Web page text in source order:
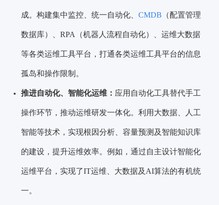
成。构建集中监控、统一自动化、CMDB （配置管理
数据库）、RPA（机器人流程自动化）、运维大数据
等各类运维工具平台，打通各类运维工具平台的信息
孤岛和操作限制。
推进自动化、智能化运维： 应用自动化工具替代手工
操作环节，推动运维研发一体化。利用大数据、人工
智能等技术，实现根因分析、容量预测及智能知识库
的建设，提升运维效率。例如，通过自主设计智能化
运维平台，实现了IT运维、大数据及AI算法的有机统
一。